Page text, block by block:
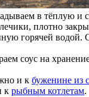
в тёплую и
плотно
горячей водой.
соус на
и к буженине из
к рыбным котлетам.